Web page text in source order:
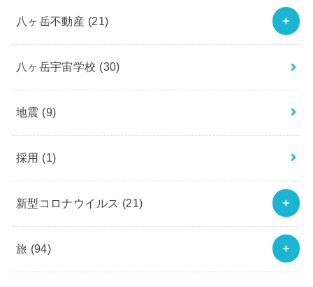
八ヶ岳不動産 (21)
八ヶ岳宇宙学校 (30)
地震 (9)
採用 (1)
新型コロナウイルス (21)
旅 (94)